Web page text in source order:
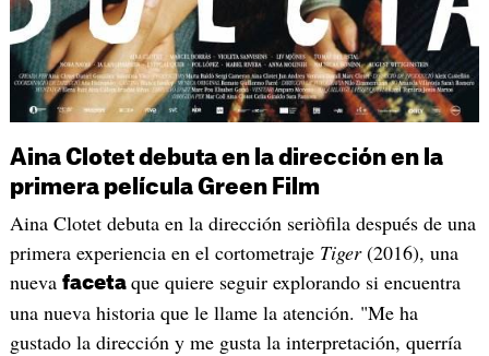
Aina Clotet debuta en la dirección en la
primera película Green Film
Aina Clotet debuta en la dirección seriòfila después de una
primera experiencia en el cortometraje Tiger(2016), una
nueva faceta que quiere seguir explorando si encuentra
una nueva historia que le llame la atención. "Me ha
gustado la dirección y me gusta la interpretación, querría